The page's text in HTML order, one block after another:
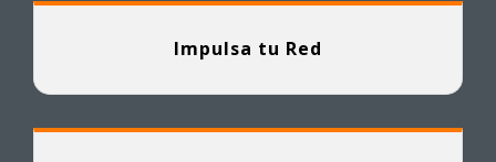
Impulsa tu Red